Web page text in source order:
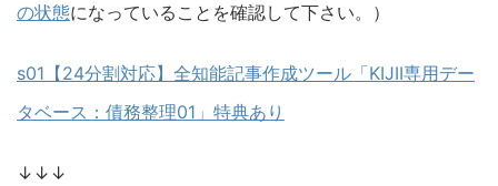
の状態になっていることを確認して下さい。）
s01【24分割対応】全知能記事作成ツール「KIJII専用デー
タベース：債務整理01」特典あり
↓↓↓